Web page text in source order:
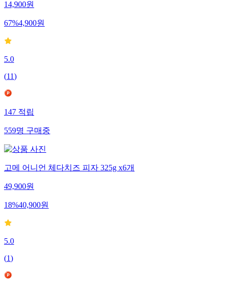
14,900원
67%4,900원
5.0
(11)
147적립
559명구매중
고메 어니언 체다치즈 피자 325g x6개
49,900원
18%40,900원
5.0
(1)